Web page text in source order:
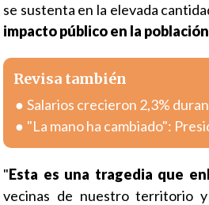
se sustenta en la elevada
impacto público en la población
Revisa también
Salarios crecieron 2,3%
"La mano ha cambiado":
"Esta es una tragedia que
vecinas de nuestro territorio